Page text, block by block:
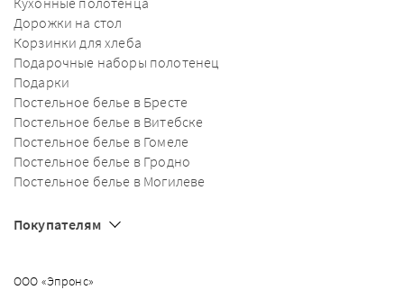
Дорожки на стол
Корзинки для хлеба
Подарочные наборы полотенец
Подарки
Постельное белье в Бресте
Постельное белье в Витебске
Постельное белье в Гомеле
Постельное белье в Гродно
Постельное белье в Могилеве
Покупателям
ООО «Эпронс»